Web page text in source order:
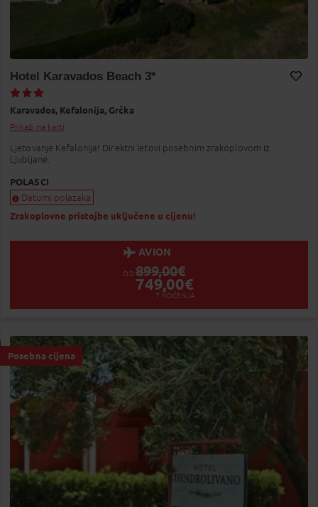
Hotel Karavados Beach 3*
Karavados, Kefalonija, Grčka
Prikaži na karti
Ljetovanje Kefalonija! Direktni letovi posebnim zrakoplovom iz
Ljubljane.
POLASCI
Datumi polazaka
Zrakoplovne pristojbe uključene u cijenu!
AVION
OD 899,00€
749,00€
7 NOĆENJA
Posebna cijena